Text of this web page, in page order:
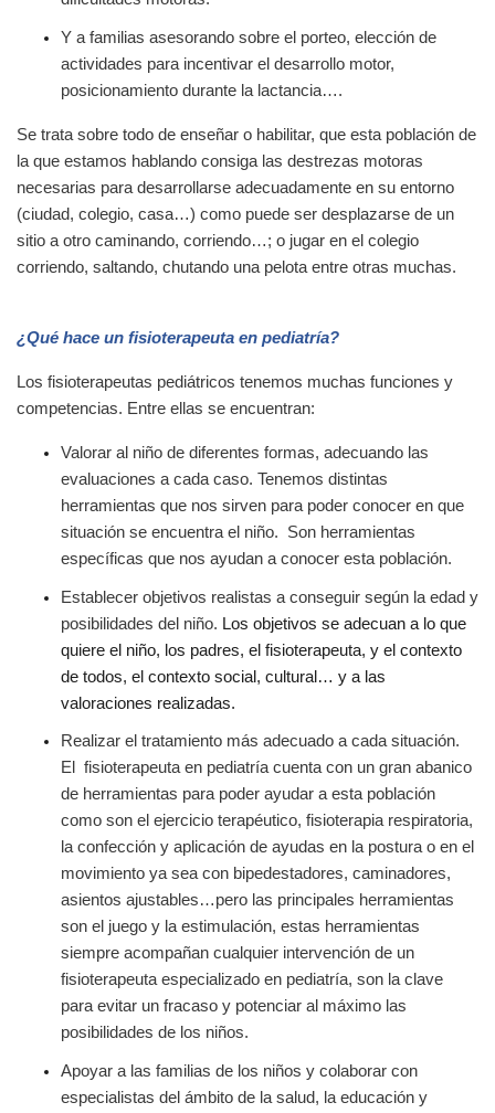
Y a familias asesorando sobre el porteo, elección de
actividades para incentivar el desarrollo motor,
posicionamiento durante la lactancia….
Se trata sobre todo de enseñar o habilitar, que esta población de
la que estamos hablando consiga las destrezas motoras
necesarias para desarrollarse adecuadamente en su entorno
(ciudad, colegio, casa…) como puede ser desplazarse de un
sitio a otro caminando, corriendo…; o jugar en el colegio
corriendo, saltando, chutando una pelota entre otras muchas.
¿Qué hace un fisioterapeuta en pediatría?
Los fisioterapeutas pediátricos tenemos muchas funciones y
competencias. Entre ellas se encuentran:
Valorar al niño de diferentes formas, adecuando las
evaluaciones a cada caso. Tenemos distintas
herramientas que nos sirven para poder conocer en que
situación se encuentra el niño. Son herramientas
específicas que nos ayudan a conocer esta población.
Establecer objetivos realistas a conseguir según la edad y
posibilidades del niño. Los objetivos se adecuan a lo que
quiere el niño, los padres, el fisioterapeuta, y el contexto
de todos, el contexto social, cultural… y a las
valoraciones realizadas.
Realizar el tratamiento más adecuado a cada situación.
El fisioterapeuta en pediatría cuenta con un gran abanico
de herramientas para poder ayudar a esta población
como son el ejercicio terapéutico, fisioterapia respiratoria,
la confección y aplicación de ayudas en la postura o en el
movimiento ya sea con bipedestadores, caminadores,
asientos ajustables…pero las principales herramientas
son el juego y la estimulación, estas herramientas
siempre acompañan cualquier intervención de un
fisioterapeuta especializado en pediatría, son la clave
para evitar un fracaso y potenciar al máximo las
posibilidades de los niños.
Apoyar a las familias de los niños y colaborar con
especialistas del ámbito de la salud, la educación y